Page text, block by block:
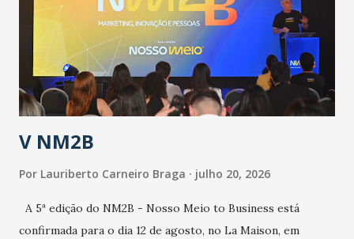
de uma epidemia com um vírus diferente, com um poder de
contaminação maior que outros coronavírus”, apontou o
secretário. Segundo ele, é uma epidemia com chance de
contaminação alta, podendo gerar um grande risco à
população e ao sistema de saúde. “Precisamos saber fazer a
estratificação do risco da doença, para não so...
V NM2B
Por Lauriberto Carneiro Braga julho 20, 2026
A 5ª edição do NM2B - Nosso Meio to Business está
confirmada para o dia 12 de agosto, no La Maison, em